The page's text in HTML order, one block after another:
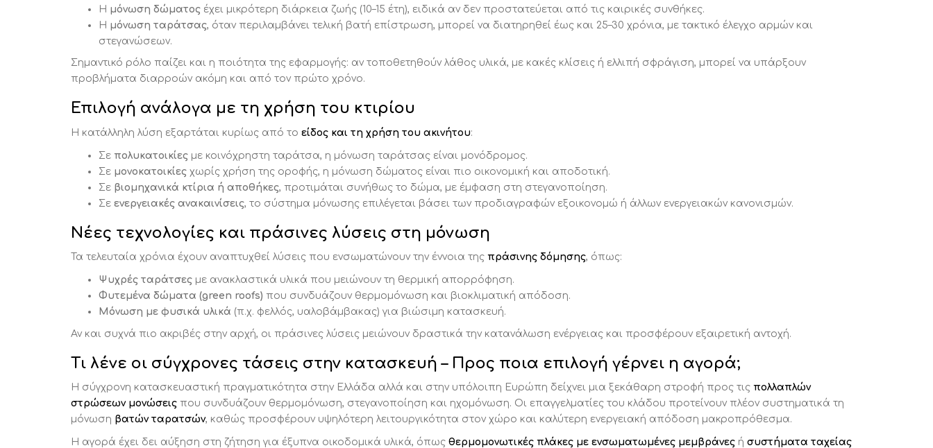
Η μόνωση δώματος έχει μικρότερη διάρκεια ζωής (10–15 έτη), ειδικά αν δεν προστατεύεται από τις καιρικές συνθήκες.
Η μόνωση ταράτσας, όταν περιλαμβάνει τελική βατή επίστρωση, μπορεί να διατηρηθεί έως και 25–30 χρόνια, με τακτικό έλεγχο αρμών και
στεγανώσεων.
Σημαντικό ρόλο παίζει και η ποιότητα της εφαρμογής: αν τοποθετηθούν λάθος υλικά, με κακές κλίσεις ή ελλιπή σφράγιση, μπορεί να υπάρξουν
προβλήματα διαρροών ακόμη και από τον πρώτο χρόνο.
Επιλογή ανάλογα με τη χρήση του κτιρίου
Η κατάλληλη λύση εξαρτάται κυρίως από το είδος και τη χρήση του ακινήτου:
Σε πολυκατοικίες με κοινόχρηστη ταράτσα, η μόνωση ταράτσας είναι μονόδρομος.
Σε μονοκατοικίες χωρίς χρήση της οροφής, η μόνωση δώματος είναι πιο οικονομική και αποδοτική.
Σε βιομηχανικά κτίρια ή αποθήκες, προτιμάται συνήθως το δώμα, με έμφαση στη στεγανοποίηση.
Σε ενεργειακές ανακαινίσεις, το σύστημα μόνωσης επιλέγεται βάσει των προδιαγραφών εξοικονομώ ή άλλων ενεργειακών κανονισμών.
Νέες τεχνολογίες και πράσινες λύσεις στη μόνωση
Τα τελευταία χρόνια έχουν αναπτυχθεί λύσεις που ενσωματώνουν την έννοια της πράσινης δόμησης, όπως:
Ψυχρές ταράτσες με ανακλαστικά υλικά που μειώνουν τη θερμική απορρόφηση.
Φυτεμένα δώματα (green roofs) που συνδυάζουν θερμομόνωση και βιοκλιματική απόδοση.
Μόνωση με φυσικά υλικά (π.χ. φελλός, υαλοβάμβακας) για βιώσιμη κατασκευή.
Αν και συχνά πιο ακριβές στην αρχή, οι πράσινες λύσεις μειώνουν δραστικά την κατανάλωση ενέργειας και προσφέρουν εξαιρετική αντοχή.
Τι λένε οι σύγχρονες τάσεις στην κατασκευή – Προς ποια επιλογή γέρνει η αγορά;
Η σύγχρονη κατασκευαστική πραγματικότητα στην Ελλάδα αλλά και στην υπόλοιπη Ευρώπη δείχνει μια ξεκάθαρη στροφή προς τις πολλαπλών
στρώσεων μονώσεις που συνδυάζουν θερμομόνωση, στεγανοποίηση και ηχομόνωση. Οι επαγγελματίες του κλάδου προτείνουν πλέον συστηματικά τη
μόνωση βατών ταρατσών, καθώς προσφέρουν υψηλότερη λειτουργικότητα στον χώρο και καλύτερη ενεργειακή απόδοση μακροπρόθεσμα.
Η αγορά έχει δει αύξηση στη ζήτηση για έξυπνα οικοδομικά υλικά, όπως θερμομονωτικές πλάκες με ενσωματωμένες μεμβράνες ή συστήματα ταχείας